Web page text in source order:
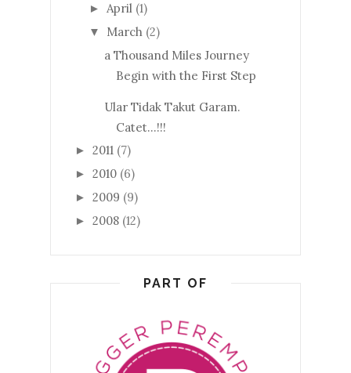
► April (1)
▼ March (2)
a Thousand Miles Journey
Begin with the First Step
Ular Tidak Takut Garam.
Catet...!!!
► 2011 (7)
► 2010 (6)
► 2009 (9)
► 2008 (12)
PART OF